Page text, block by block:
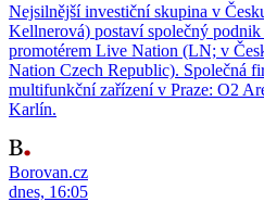
Nejsilnější investiční skupina v
Kellnerová) postaví společný
promotérem Live Nation (LN; v
Nation Czech Republic). Společná
multifunkční zařízení v Praze: O2
Karlín.
Borovan.cz
dnes, 16:05